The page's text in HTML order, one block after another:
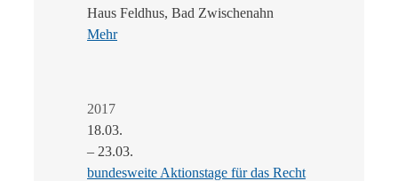
Haus Feldhus, Bad Zwischenahn
Mehr
2017
18.03.
– 23.03.
bundesweite Aktionstage für das Recht